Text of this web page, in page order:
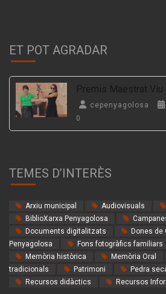
ET POT AGRADAR
Premis Maestrat Viu
cepenyagolosa
0
TEMES D’INTERÈS
Arxiu municipal Audiovisuals
BiblioXarxa Penyagolosa
Documents digitalitzats
Dones de
Penyagolosa
Fons fotogràfics familiars
Memòria històrica
Memòria Oral
tradicionals
Patrimoni Pedra
Recursos didàctics
Recursos